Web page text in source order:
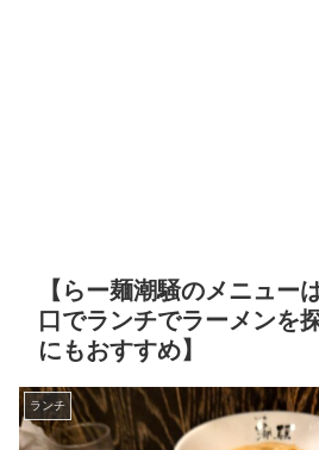
【らー麺潮騒のメニュー
口でランチでラーメンを
にもおすすめ】
ランチ